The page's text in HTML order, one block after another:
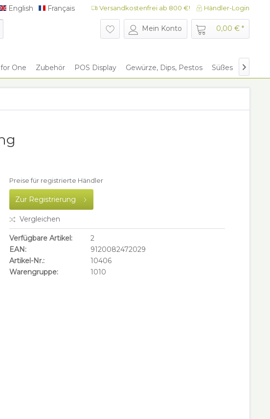
English
English Français
Français Versandkostenfrei ab 800 €! Händler-Login
Mein Konto 0,00 € *
One Zubehör POS Display Gewürze, Dips, Pestos Süßes Give

Preise für registrierte Händler
Zur Registrierung
Vergleichen
Verfügbare Artikel:
2
EAN:
9120082472029
Artikel-Nr.:
10406
Warengruppe:
1010